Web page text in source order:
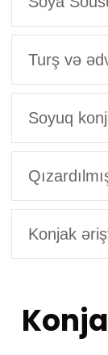
Turş və
Soyuq
Konjak